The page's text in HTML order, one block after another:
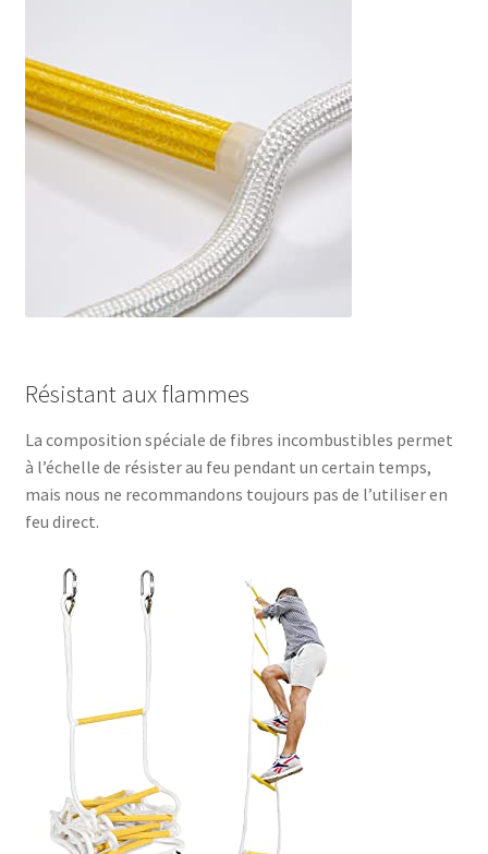
Résistant aux flammes
La composition spéciale de fibres incombustibles permet
à l’échelle de résister au feu pendant un certain temps,
mais nous ne recommandons toujours pas de l’utiliser en
feu direct.